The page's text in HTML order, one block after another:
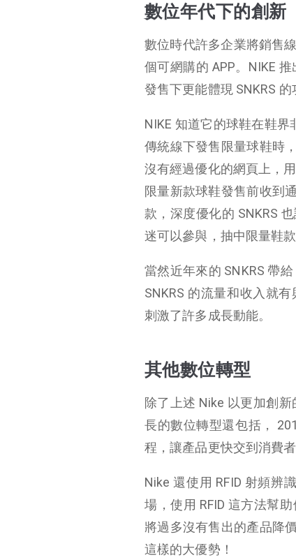
數位年代下的創新
數位時代許多企業將銷售
個可網購的 APP。NIKE
發售下更能體現 SNKRS
NIKE 知道它的球鞋在鞋界
傳統線下發售限量球鞋時
沒有經過優化的網頁上，
限量新款球鞋發售前收到
款，深度優化的 SNKRS
迷可以參與，抽中限量鞋
當然近年來的 SNKRS 帶
SNKRS 的流量和收入就
刺激了許多成長動能。
其他數位轉型
除了上述 Nike 以更加創
長的數位轉型還包括，
程，讓產品更快交到消費者
Nike 還使用 RFID 射頻辨
場，使用 RFID 這方法幫
將過多沒有售出的產品降
這樣的大優勢！